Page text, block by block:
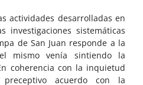
actividades desarrolladas en
investigaciones sistemáticas
de San Juan responde a la
mismo venía sintiendo la
coherencia con la inquietud
acuerdo con la